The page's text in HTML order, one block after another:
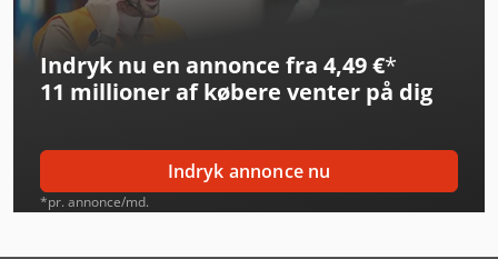
Indryk nu en annonce fra 4,49 €*
11 millioner af købere venter på dig
Indryk annonce nu
*pr. annonce/md.